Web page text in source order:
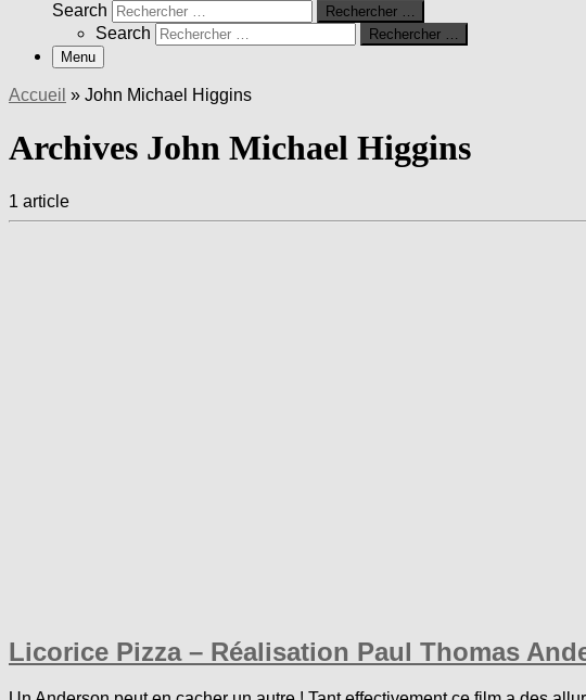
Search
Rechercher …
Search
Rechercher …
Menu
Accueil » John Michael Higgins
Archives John Michael Higgins
1 article
Licorice Pizza – Réalisation Paul Thomas